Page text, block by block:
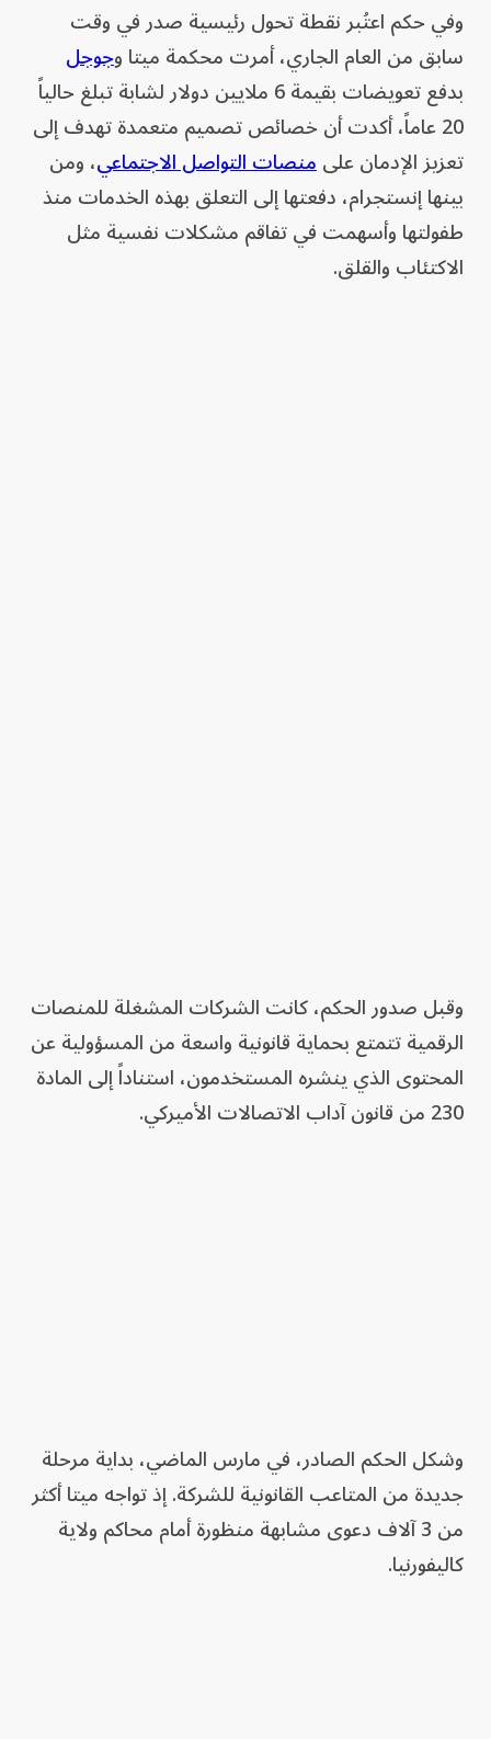
وفي حكم اعتُبر نقطة تحول رئيسية صدر في وقت
سابق من العام الجاري، أمرت محكمة ميتا وجوجل
بدفع تعويضات بقيمة 6 ملايين دولار لشابة تبلغ حالياً
20 عاماً، أكدت أن خصائص تصميم متعمدة تهدف إلى
تعزيز الإدمان علىمنصات التواصل الاجتماعي، ومن
بينها إنستجرام، دفعتها إلى التعلق بهذه الخدمات منذ
طفولتها وأسهمت في تفاقم مشكلات نفسية مثل
الاكتئاب والقلق.
وقبل صدور الحكم، كانت الشركات المشغلة للمنصات
الرقمية تتمتع بحماية قانونية واسعة من المسؤولية عن
المحتوى الذي ينشره المستخدمون، استناداً إلى المادة
230 من قانون آداب الاتصالات الأميركي.
وشكل الحكم الصادر، في مارس الماضي، بداية مرحلة
جديدة من المتاعب القانونية للشركة. إذ تواجه ميتا أكثر
من 3 آلاف دعوى مشابهة منظورة أمام محاكم ولاية
كاليفورنيا.